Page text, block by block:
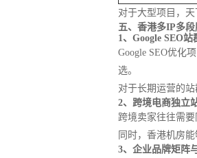
对于大型项目，
五、香港多IP多
1、Google SEO站
Google SEO优化
选。
对于长期运营的
2、跨境电商独立
跨境卖家往往需
同时，香港机房
3、企业品牌矩阵